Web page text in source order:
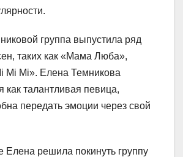
группа выпустила ряд
таких как «Мама Люба»,
Mi Mi». Елена Темникова
как талантливая певица,
передать эмоции через свой
Елена решила покинуть группу